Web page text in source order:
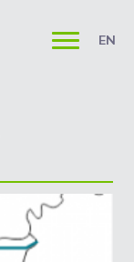
EN